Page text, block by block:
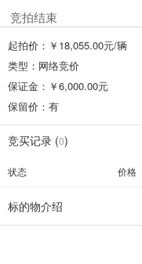
竞拍结束
起拍价：￥ 18,055.00元/辆
类型： 网络竞价
保证金：￥6,000.00元
保留价： 有
竞买记录 (0)
状态 价格
标的物介绍